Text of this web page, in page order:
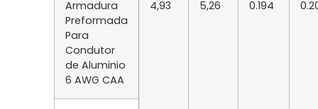
Armadura
Preformada
Para
Condutor
de Aluminio
6 AWG CAA
4,93 5,26 0.194